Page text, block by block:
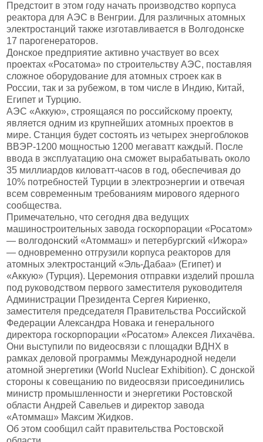
Предстоит в этом году начать производство корпуса
реактора для АЭС в Венгрии. Для различных атомных
электростанций также изготавливается в Волгодонске
17 парогенераторов.
Донское предприятие активно участвует во всех
проектах «Росатома» по строительству АЭС, поставляя
сложное оборудование для атомных строек как в
России, так и за рубежом, в том числе в Индию, Китай,
Египет и Турцию.
АЭС «Аккую», строящаяся по российскому проекту,
является одним из крупнейших атомных проектов в
мире. Станция будет состоять из четырех энергоблоков
ВВЭР-1200 мощностью 1200 мегаватт каждый. После
ввода в эксплуатацию она сможет вырабатывать около
35 миллиардов киловатт-часов в год, обеспечивая до
10% потребностей Турции в электроэнергии и отвечая
всем современным требованиям мирового ядерного
сообщества.
Примечательно, что сегодня два ведущих
машиностроительных завода госкорпорации «Росатом»
— волгодонский «Атоммаш» и петербургский «Ижора»
— одновременно отгрузили корпуса реакторов для
атомных электростанций «Эль-Дабаа» (Египет) и
«Аккую» (Турция). Церемония отправки изделий прошла
под руководством первого заместителя руководителя
Администрации Президента Сергея Кириенко,
заместителя председателя Правительства Российской
Федерации Александра Новака и генерального
директора госкорпорации «Росатом» Алексея Лихачёва.
Они выступили по видеосвязи с площадки ВДНХ в
рамках деловой программы Международной недели
атомной энергетики (World Nuclear Exhibition). С донской
стороны к совещанию по видеосвязи присоединились
министр промышленности и энергетики Ростовской
области Андрей Савельев и директор завода
«Атоммаш» Максим Жидков.
Об этом сообщил сайт правительства Ростовской